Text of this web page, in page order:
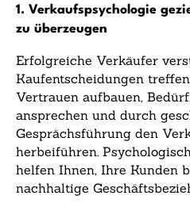
1. Verkaufspsychologie
zu überzeugen
Erfolgreiche Verkäufer
Kaufentscheidungen
Vertrauen aufbauen,
ansprechen und durch
Gesprächsführung den
herbeiführen.
helfen Ihnen, Ihre Kunden
nachhaltige